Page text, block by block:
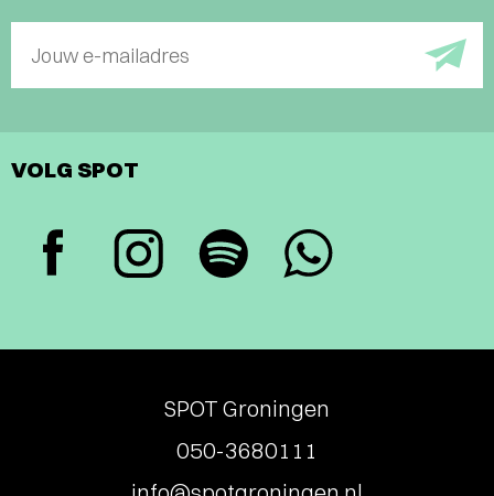
Jouw e-mailadres
VOLG SPOT
SPOT Groningen
050-3680111